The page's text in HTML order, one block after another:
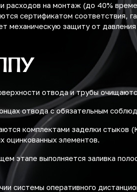
расходов на монтаж (до 40%
сертификатом соответствия,
механическую защиту от
отвода и трубы
отвода с обязательным
комплектами заделки
оцинкованных элементов.
этапе выполняется заливка
системы оперативного